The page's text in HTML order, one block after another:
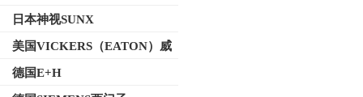
日本神视SUNX
美国VICKERS（EATON）威
格士
德国E+H